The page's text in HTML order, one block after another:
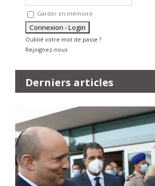
Garder en mémoire
Oublié votre mot de passe ?
Rejoignez-nous
Derniers articles